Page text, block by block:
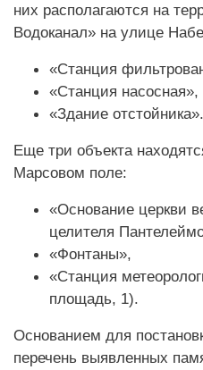
них располагаются на
Водоканал» на улице
«Станция
«Станция насосная»,
«Здание отстойника».
Еще три объекта
Марсовом поле:
«Основание церкви
целителя
«Фонтаны»,
«Станция
площадь, 1).
Основанием для
перечень выявленных